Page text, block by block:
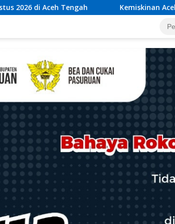
Kemiskinan Aceh Kembali Meningkat,